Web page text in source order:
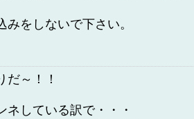
をしないで下さい。
だ～！！
ネしている訳で・・・